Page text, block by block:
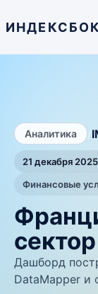
Аналитика
21 декабря 2025
Финансовые
сектор
Дашборд
DataMapper и